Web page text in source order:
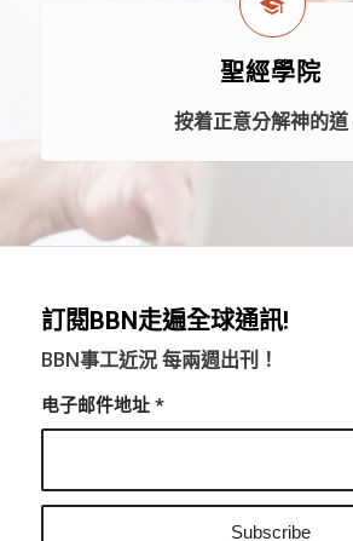
聖經學院
按着正意分解神的道
訂閱BBN走遍全球通訊!
BBN事工近況 每兩週出刊！
电子邮件地址 *